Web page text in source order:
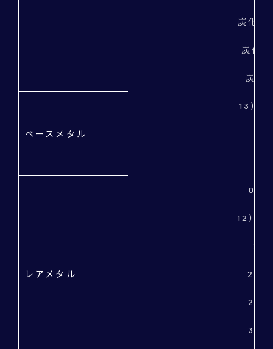
炭化モ
炭化
炭化
ベースメタル
13) ア
レアメタル
03)
12) マ
22)
27)
28)
31)